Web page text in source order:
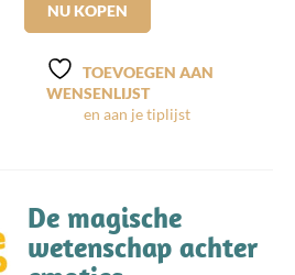
NU KOPEN
TOEVOEGEN AAN
WENSENLIJST
De magische
wetenschap achter